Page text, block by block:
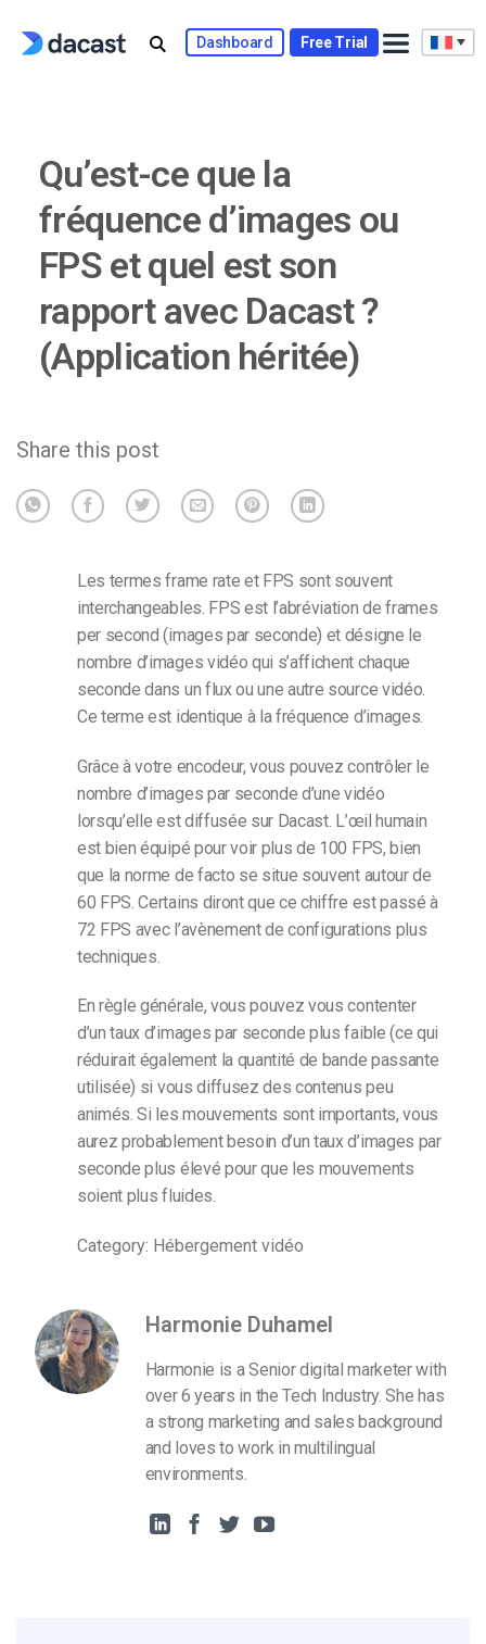
Dashboard Free Trial
Qu’est-ce que la
fréquence d’images ou
FPS et quel est son
rapport avec Dacast ?
(Application héritée)
Share this post
Les termes frame rate et FPS sont souvent
interchangeables. FPS est l’abréviation de frames
per second (images par seconde) et désigne le
nombre d’images vidéo qui s’affichent chaque
seconde dans un flux ou une autre source vidéo.
Ce terme est identique à la fréquence d’images.
Grâce à votre encodeur, vous pouvez contrôler le
nombre d’images par seconde d’une vidéo
lorsqu’elle est diffusée sur Dacast. L’œil humain
est bien équipé pour voir plus de 100 FPS, bien
que la norme de facto se situe souvent autour de
60 FPS. Certains diront que ce chiffre est passé à
72 FPS avec l’avènement de configurations plus
techniques.
En règle générale, vous pouvez vous contenter
d’un taux d’images par seconde plus faible (ce qui
réduirait également la quantité de bande passante
utilisée) si vous diffusez des contenus peu
animés. Si les mouvements sont importants, vous
aurez probablement besoin d’un taux d’images par
seconde plus élevé pour que les mouvements
soient plus fluides.
Category: Hébergement vidéo
Harmonie Duhamel
Harmonie is a Senior digital marketer with
over 6 years in the Tech Industry. She has
a strong marketing and sales background
and loves to work in multilingual
environments.